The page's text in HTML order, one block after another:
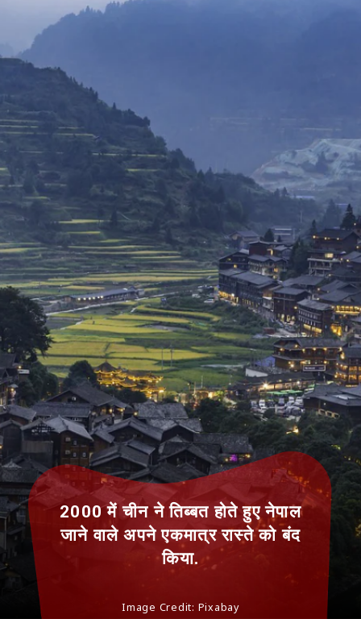
Image Credit: Pixabay
2000 में चीन ने तिब्बत होते हुए नेपाल
जाने वाले अपने एकमात्र रास्ते को बंद
किया.